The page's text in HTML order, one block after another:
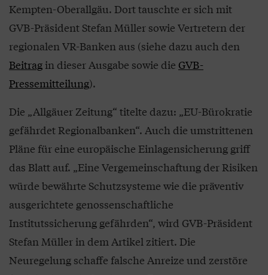
Kempten-Oberallgäu. Dort tauschte er sich mit
GVB-Präsident Stefan Müller sowie Vertretern der
regionalen VR-Banken aus (siehe dazu auch den
Beitrag in dieser Ausgabe sowie die GVB-
Pressemitteilung).
Die „Allgäuer Zeitung“ titelte dazu: „EU-Bürokratie
gefährdet Regionalbanken“. Auch die umstrittenen
Pläne für eine europäische Einlagensicherung griff
das Blatt auf. „Eine Vergemeinschaftung der Risiken
würde bewährte Schutzsysteme wie die präventiv
ausgerichtete genossenschaftliche
Institutssicherung gefährden“, wird GVB-Präsident
Stefan Müller in dem Artikel zitiert. Die
Neuregelung schaffe falsche Anreize und zerstöre